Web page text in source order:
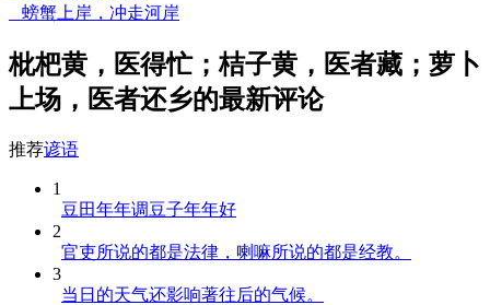
螃蟹上岸，冲走河岸
枇杷黄，医得忙；桔子黄，医者藏；萝卜
上场，医者还乡的最新评论
推荐谚语
1
豆田年年调豆子年年好
2
官吏所说的都是法律，喇嘛所说的都是经教。
3
当日的天气还影响著往后的气候。